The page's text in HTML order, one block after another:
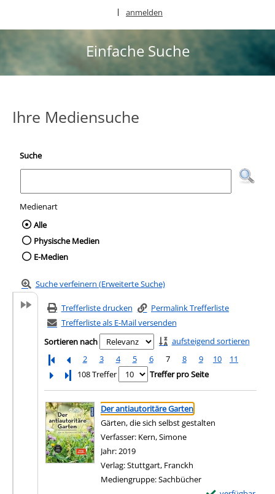
anmelden
Einfache Suche
Ihre Mediensuche
Suche
Medienart
Wählen Sie die Medienart nach der Sie
Alle
Physische Medien
E-Medien
Suche verfeinern (Erweiterte Suche)
Trefferliste drucken
Permalink Trefferliste
Trefferliste als E-Mail versenden
Sortieren nach
aufsteigend sortieren
2
3 4 5 6 7 8 9 10
11
Letzte Seite
108 Treffer Treffer pro Seite
Suchergebnis
Zu den Suchfiltern springen
Der antiautoritäre Garten
Gärten, die sich selbst gestalten
Verfasser: Kern, Simone
Jahr:2019
Verlag:Stuttgart, Franckh
Mediengruppe:Sachbücher